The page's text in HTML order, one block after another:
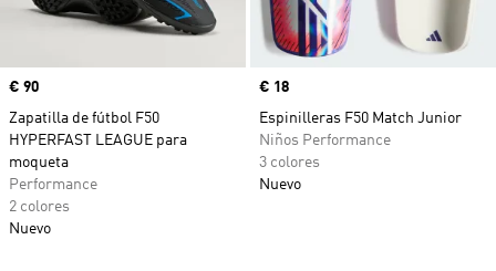
Precio
€ 90
Zapatilla de fútbol F50
HYPERFAST LEAGUE para
moqueta
Performance
2 colores
Nuevo
Precio
€ 18
Espinilleras F50 Match Junior
Niños Performance
3 colores
Nuevo